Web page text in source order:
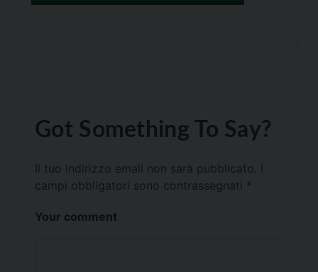
Got Something To Say?
Il tuo indirizzo email non sarà pubblicato.
campi obbligatori sono contrassegnati *
Your comment